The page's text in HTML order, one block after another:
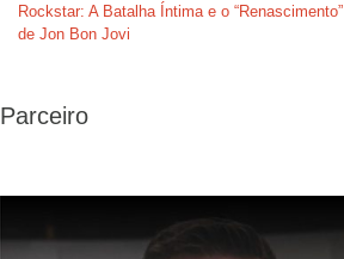
Rockstar: A Batalha Íntima e o “Renascimento”
de Jon Bon Jovi
Parceiro